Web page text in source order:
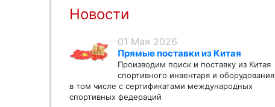
Новости
01 Мая 2026
Прямые поставки из Китая
Производим поиск и поставку из Китая
спортивного инвентаря и оборудования
в том числе с сертификатами международных
спортивных федераций